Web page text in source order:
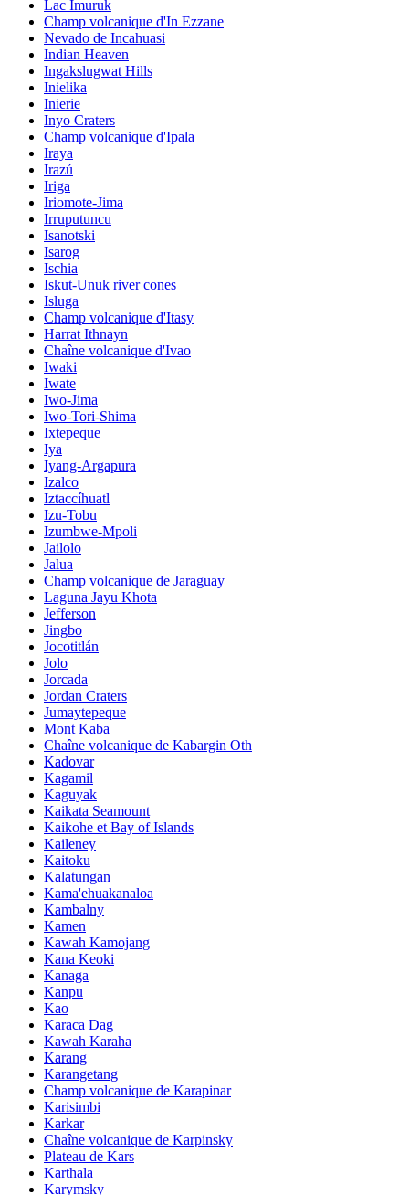
Lac Imuruk
Champ volcanique d'In Ezzane
Nevado de Incahuasi
Indian Heaven
Ingakslugwat Hills
Inielika
Inierie
Inyo Craters
Champ volcanique d'Ipala
Iraya
Irazú
Iriga
Iriomote-Jima
Irruputuncu
Isanotski
Isarog
Ischia
Iskut-Unuk river cones
Isluga
Champ volcanique d'Itasy
Harrat Ithnayn
Chaîne volcanique d'Ivao
Iwaki
Iwate
Iwo-Jima
Iwo-Tori-Shima
Ixtepeque
Iya
Iyang-Argapura
Izalco
Iztaccíhuatl
Izu-Tobu
Izumbwe-Mpoli
Jailolo
Jalua
Champ volcanique de Jaraguay
Laguna Jayu Khota
Jefferson
Jingbo
Jocotitlán
Jolo
Jorcada
Jordan Craters
Jumaytepeque
Mont Kaba
Chaîne volcanique de Kabargin Oth
Kadovar
Kagamil
Kaguyak
Kaikata Seamount
Kaikohe et Bay of Islands
Kaileney
Kaitoku
Kalatungan
Kama'ehuakanaloa
Kambalny
Kamen
Kawah Kamojang
Kana Keoki
Kanaga
Kanpu
Kao
Karaca Dag
Kawah Karaha
Karang
Karangetang
Champ volcanique de Karapinar
Karisimbi
Karkar
Chaîne volcanique de Karpinsky
Plateau de Kars
Karthala
Karymsky